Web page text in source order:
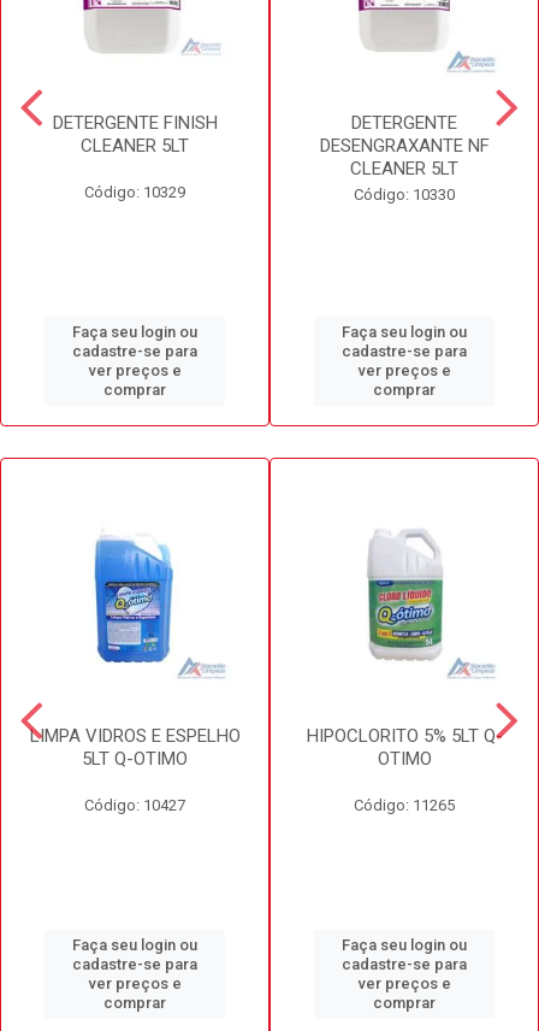
DETERGENTE FINISH
CLEANER 5LT
Código: 10329
Faça seu login ou
cadastre-se para
ver preços e
comprar
DETERGENTE
DESENGRAXANTE NF
CLEANER 5LT
Código: 10330
Faça seu login ou
cadastre-se para
ver preços e
comprar
LIMPA VIDROS E ESPELHO
5LT Q-OTIMO
Código: 10427
Faça seu login ou
cadastre-se para
ver preços e
comprar
HIPOCLORITO 5% 5LT Q-
OTIMO
Código: 11265
Faça seu login ou
cadastre-se para
ver preços e
comprar